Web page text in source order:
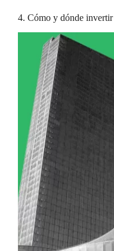
4. Cómo y dónde invertir